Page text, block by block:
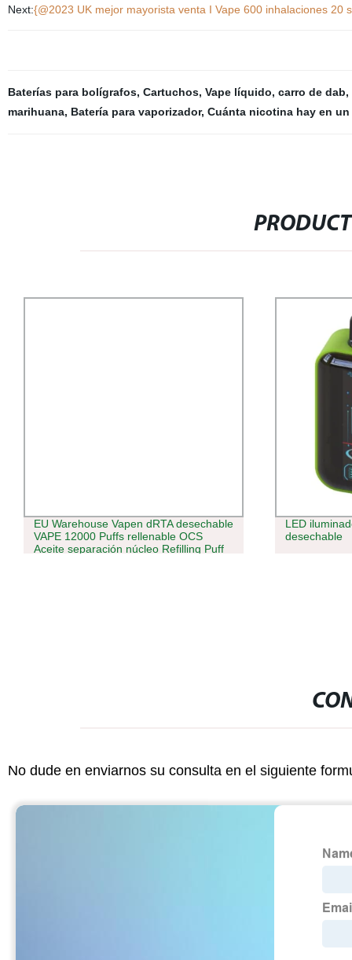
Next:{@2023 UK mejor mayorista venta I Vape 600 inhalaciones
Baterías para bolígrafos, Cartuchos, Vape líquido, carro de dab,
marihuana, Batería para vaporizador, Cuánta nicotina hay en
Puff
LED iluminado Mostrar lápiz VAPE
desechable
No dude en enviarnos su consulta en el siguiente